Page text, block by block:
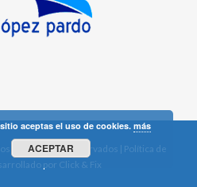
los derechos reservados | Política de
por Click & Fix
aceptas el uso de cookies.más
ACEPTAR